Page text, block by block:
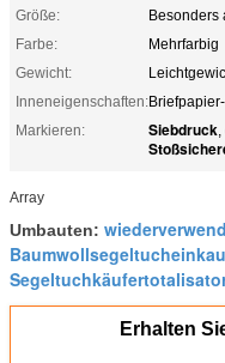
Größe:
Besonders
Farbe:
Mehrfarbig
Gewicht:
Inneneigenschaften:
Markieren:
Siebdruck,
Array
Umbauten:
Erhalten